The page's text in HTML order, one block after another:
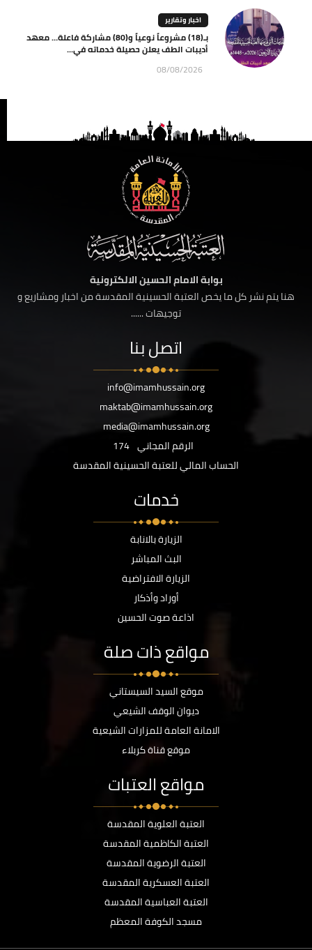
اخبار وتقارير
بـ(18) مشروعاً نوعياً و(80) مشاركة فاعلة… معهد
أديبات الطف يعلن حصيلة خدماته في...
08/08/2026
بوابة الامام الحسين الالكترونية
هنا يتم نشر كل ما يخص العتبة الحسينية المقدسة من اخبار ومشاريع و
توجيهات ......
اتصل بنا
info@imamhussain.org
maktab@imamhussain.org
media@imamhussain.org
الرقم المجاني 174
الحساب المالي للعتبة الحسينية المقدسة
خدمات
الزيارة بالانابة
البث المباشر
الزيارة الافتراضية
أوراد وأذكار
اذاعة صوت الحسين
مواقع ذات صلة
موقع السيد السيستاني
ديوان الوقف الشيعي
الامانة العامة للمزارات الشيعية
موقع قناة كربلاء
مواقع العتبات
العتبة العلوية المقدسة
العتبة الكاظمية المقدسة
العتبة الرضوية المقدسة
العتبة العسكرية المقدسة
العتبة العباسية المقدسة
مسجد الكوفة المعظم